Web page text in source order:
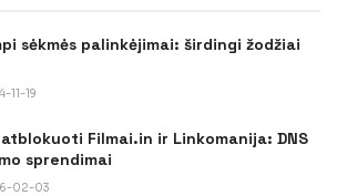
sėkmės palinkėjimai: širdingi žodžiai
11-19
Filmai.in ir Linkomanija: DNS
sprendimai
02-03